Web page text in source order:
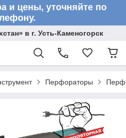
и цены, уточняйте по
в г. Усть-Каменогорск
Перфораторы